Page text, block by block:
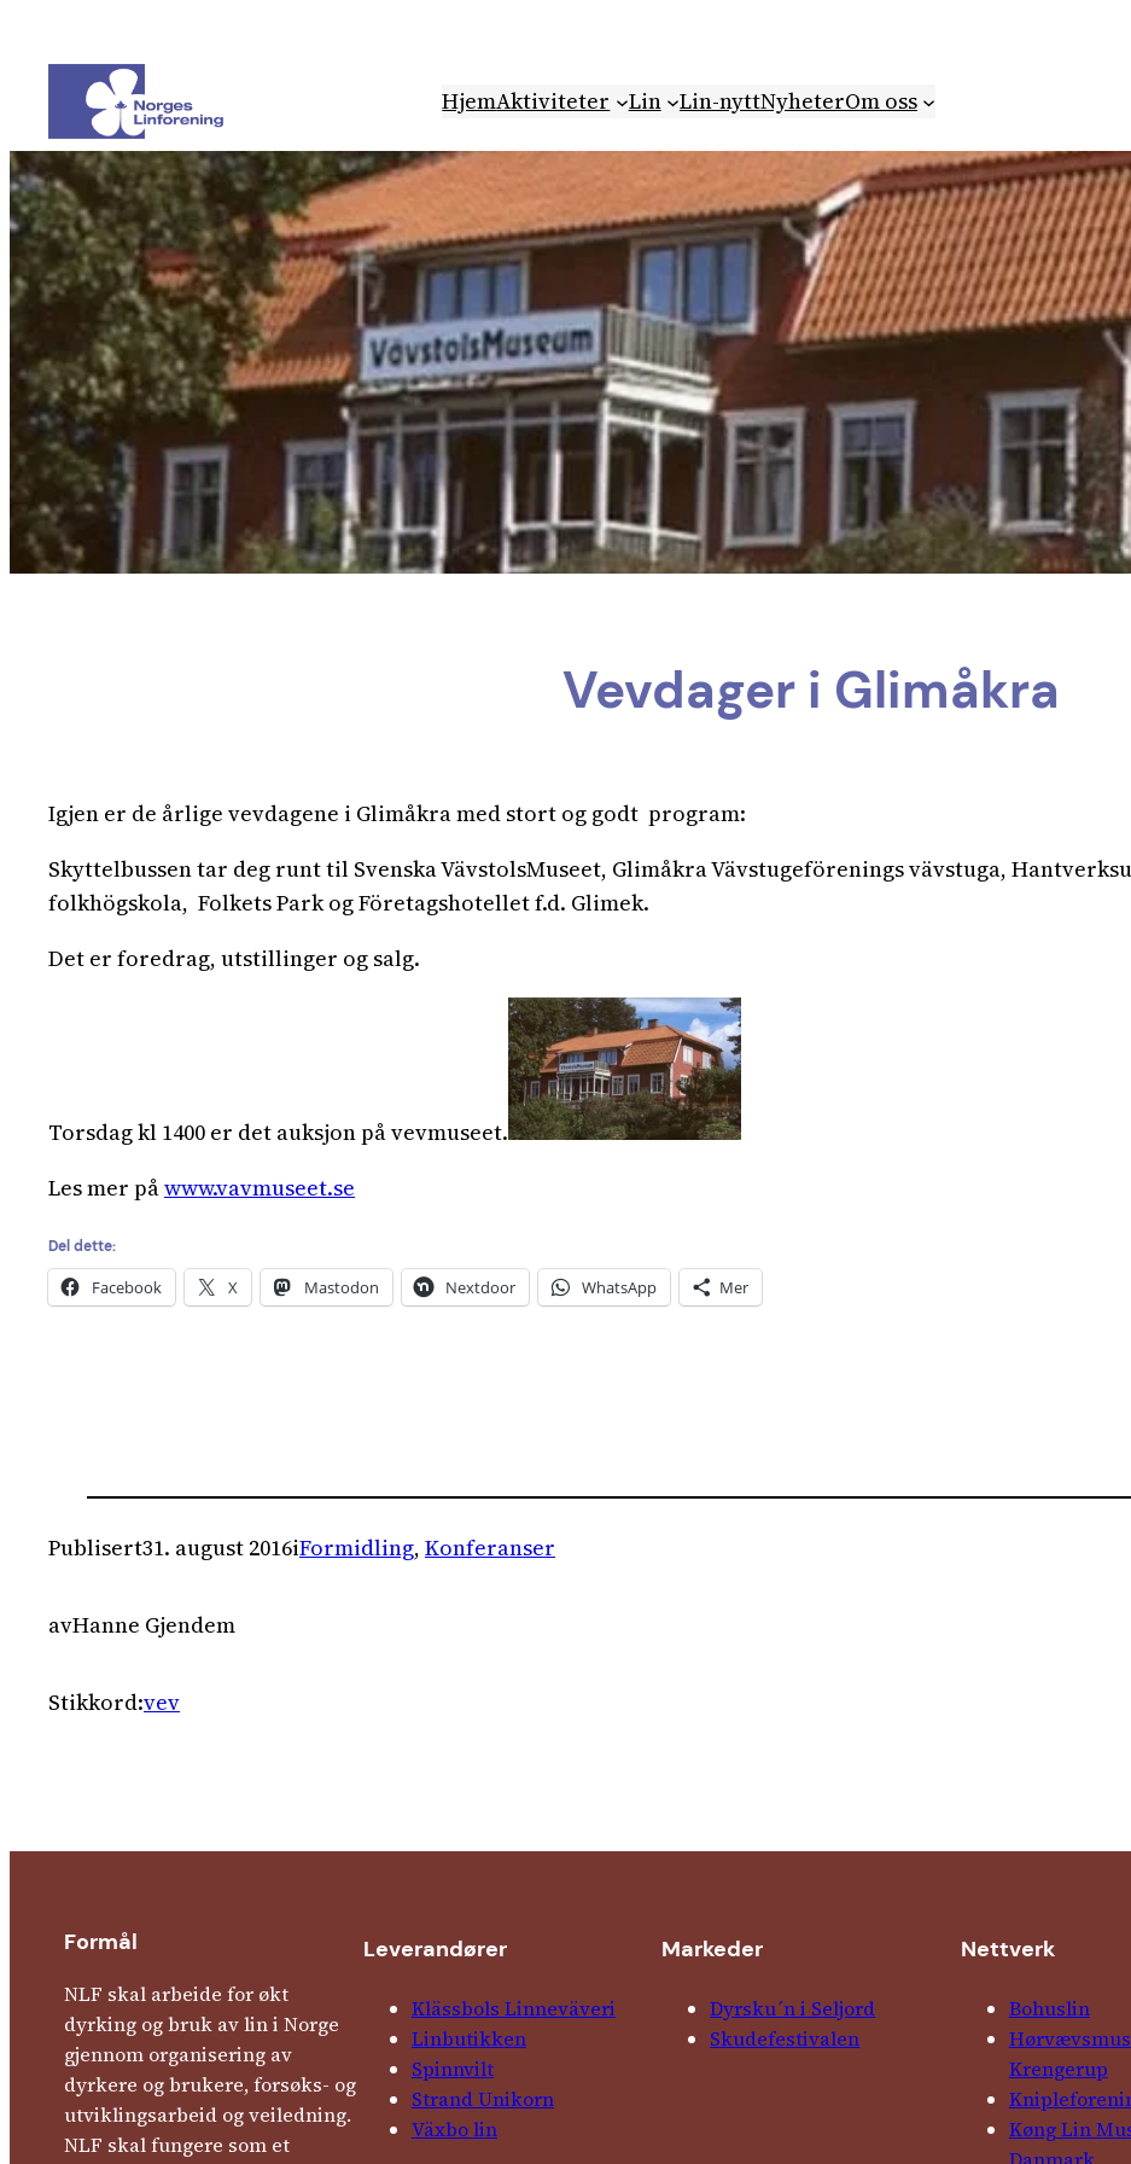
innhold
HjemAktiviteter Lin Lin-nyttNyheterOm oss
Vevdager i Glimåkra
Igjen er de årlige vevdagene i Glimåkra med stort og godt program:
Skyttelbussen tar deg runt til Svenska VävstolsMuseet, Glimåkra Vävstugeförenings vävstuga,
folkhögskola, Folkets Park og Företagshotellet f.d. Glimek.
Det er foredrag, utstillinger og salg.
Torsdag kl 1400 er det auksjon på vevmuseet.
Les mer påwww.vavmuseet.se
Del dette:
Facebook X Mastodon Nextdoor WhatsApp Mer
Publisert31. august 2016iFormidling, Konferanser
avHanne Gjendem
Stikkord:vev
Formål
NLF skal arbeide for økt
dyrking og bruk av lin i Norge
gjennom organisering av
dyrkere og brukere, forsøks- og
utviklingsarbeid og veiledning.
NLF skal fungere som et
Leverandører
Klässbols Linne­väveri
Linbutikken
Spinnvilt
Strand Unikorn
Växbo lin
Markeder
Dyrsku´n i Seljord
Skude­fes­tivalen
Nettverk
Bohuslin
Krengerup
Køng Lin